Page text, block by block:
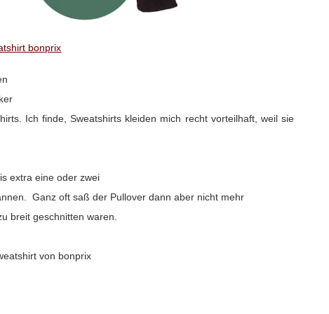
bonprix
Ich finde, Sweatshirts kleiden mich recht vorteilhaft, weil sie
extra eine oder zwei
Ganz oft saß der Pullover dann aber nicht mehr
breit geschnitten waren.
von bonprix